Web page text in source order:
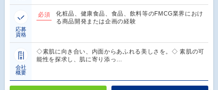
応募
資格
必須
化粧品、健康食品、食品、飲料等のFMCG業界におけ
る商品開発または企画の経験
会社
概要
◇素肌に向き合い、内面からあふれる美しさを。◇ 素肌の可
能性を探求し、肌に寄り添っ…